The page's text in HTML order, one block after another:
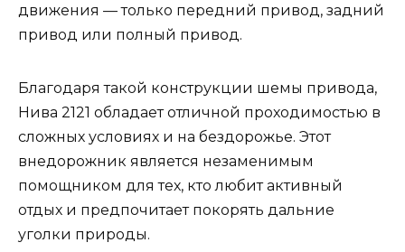
движения — только передний привод, задний
привод или полный привод.
Благодаря такой конструкции шемы привода,
Нива 2121 обладает отличной проходимостью в
сложных условиях и на бездорожье. Этот
внедорожник является незаменимым
помощником для тех, кто любит активный
отдых и предпочитает покорять дальние
уголки природы.